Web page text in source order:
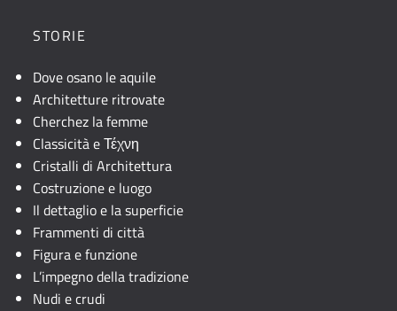
STORIE
Dove osano le aquile
Architetture ritrovate
Cherchez la femme
Classicità e Τέχνη
Cristalli di Architettura
Costruzione e luogo
Il dettaglio e la superficie
Frammenti di città
Figura e funzione
L’impegno della tradizione
Nudi e crudi